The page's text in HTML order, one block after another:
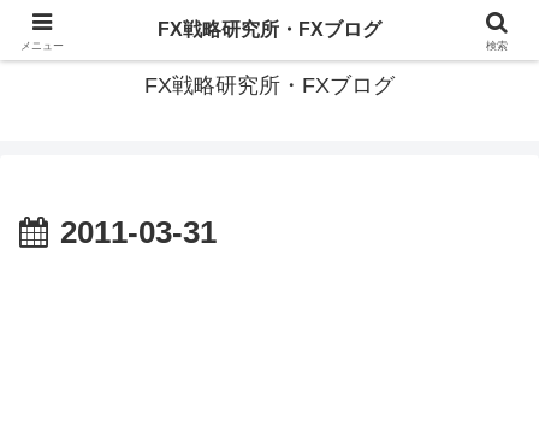
有名トレーダーに共通する『投資投機の成功法則』を探る
FX戦略研究所・FXブログ
2011-03-31
メニュー
FX戦略研究所・FXブログ
検索